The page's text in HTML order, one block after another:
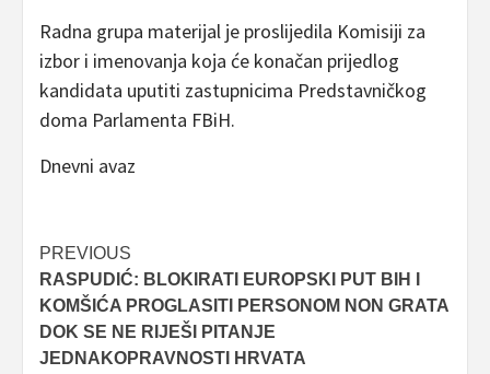
Radna grupa materijal je proslijedila Komisiji za
izbor i imenovanja koja će konačan prijedlog
kandidata uputiti zastupnicima Predstavničkog
doma Parlamenta FBiH.
Dnevni avaz
Post
navigation
PREVIOUS
RASPUDIĆ: BLOKIRATI EUROPSKI PUT BIH I
KOMŠIĆA PROGLASITI PERSONOM NON GRATA
DOK SE NE RIJEŠI PITANJE
JEDNAKOPRAVNOSTI HRVATA